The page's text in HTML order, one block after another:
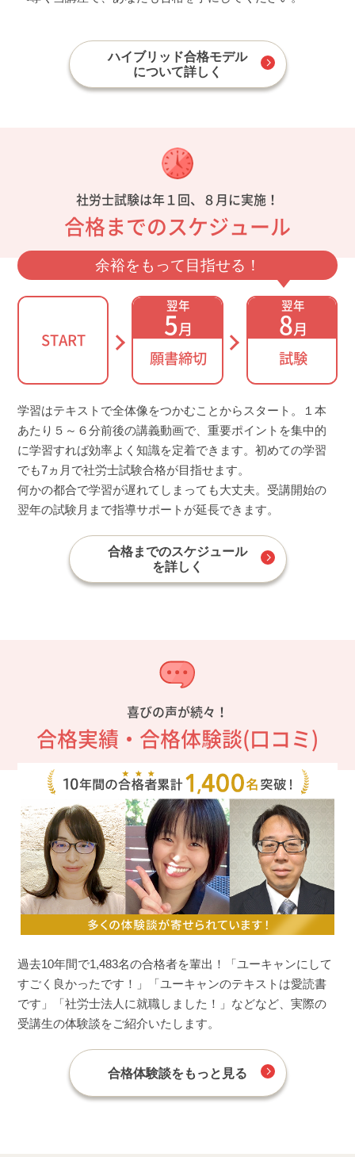
ハイブリッド合格モデル
について詳しく
社労士試験は年１回、８月に実施！
合格までのスケジュール
余裕をもって目指せる！
START
翌年
5月
願書締切
翌年
8月
試験
学習はテキストで全体像をつかむことからスタート。１本
あたり５～６分前後の講義動画で、重要ポイントを集中的
に学習すれば効率よく知識を定着できます。初めての学習
でも7ヵ月で社労士試験合格が目指せます。
何かの都合で学習が遅れてしまっても大丈夫。受講開始の
翌年の試験月まで指導サポートが延長できます。
合格までのスケジュール
を詳しく
喜びの声が続々！
合格実績・合格体験談(口コミ)
過去10年間で1,483名の合格者を輩出！「ユーキャンにして
すごく良かったです！」「ユーキャンのテキストは愛読書
です」「社労士法人に就職しました！」などなど、実際の
受講生の体験談をご紹介いたします。
合格体験談をもっと見る